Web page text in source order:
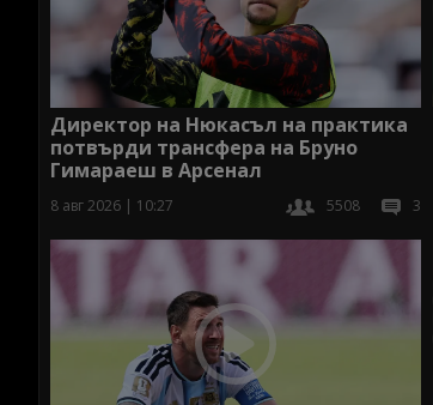
Директор на Нюкасъл на практика
потвърди трансфера на Бруно
Гимараеш в Арсенал
8 авг 2026 | 10:27 5508 3